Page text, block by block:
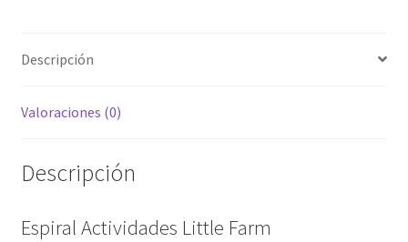
Descripción
Valoraciones (0)
Descripción
Espiral Actividades Little Farm